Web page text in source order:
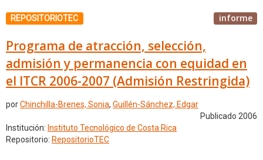
REPOSITORIOTEC informe
Programa de atracción, selección,
admisión y permanencia con equidad en
el ITCR 2006-2007 (Admisión Restringida)
porChinchilla-Brenes, Sonia, Guillén-Sánchez, Edgar
Publicado 2006
Institución: Instituto Tecnológico de Costa Rica
Repositorio: RepositorioTEC